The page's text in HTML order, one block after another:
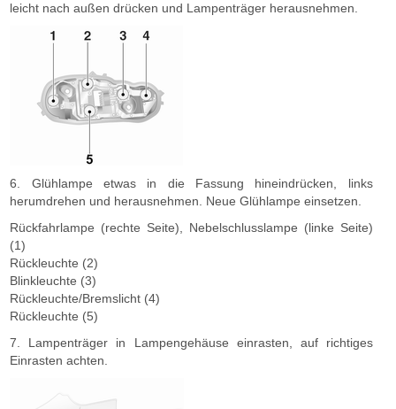
leicht nach außen drücken und Lampenträger herausnehmen.
6. Glühlampe etwas in die Fassung hineindrücken, links
herumdrehen und herausnehmen. Neue Glühlampe einsetzen.
Rückfahrlampe (rechte Seite), Nebelschlusslampe (linke Seite)
(1)
Rückleuchte (2)
Blinkleuchte (3)
Rückleuchte/Bremslicht (4)
Rückleuchte (5)
7. Lampenträger in Lampengehäuse einrasten, auf richtiges
Einrasten achten.